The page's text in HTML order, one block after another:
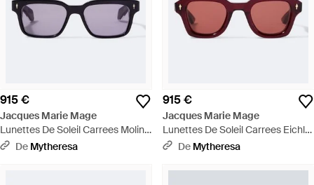
915 €
Jacques Marie Mage
Lunettes De Soleil Carrees Molino
55 - Noir
De Mytheresa
915 €
Jacques Marie Mage
Lunettes De Soleil Carrees Eichler
- Rouge
De Mytheresa